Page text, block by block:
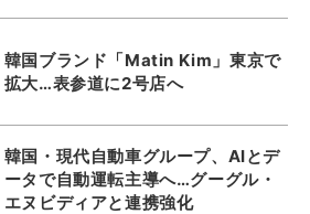
韓国ブランド「Matin Kim」東京で
拡大…表参道に2号店へ
韓国・現代自動車グループ、AIとデ
ータで自動運転主導へ…グーグル・
エヌビディアと連携強化